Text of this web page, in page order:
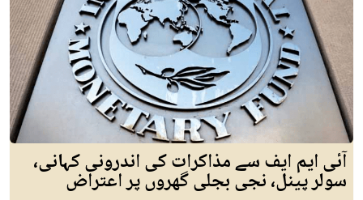
آئی ایم ایف سے مذاکرات کی اندرونی کہانی،
سولر پینل، نجی بجلی گھروں پر اعتراض